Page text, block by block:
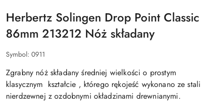
Herbertz Solingen Drop Point Classic
86mm 213212 Nóż składany
Symbol: 0911
Zgrabny nóż składany średniej wielkości o prostym
klasycznym kształcie , którego rękojeść wykonano ze stali
nierdzewnej z ozdobnymi okładzinami drewnianymi.